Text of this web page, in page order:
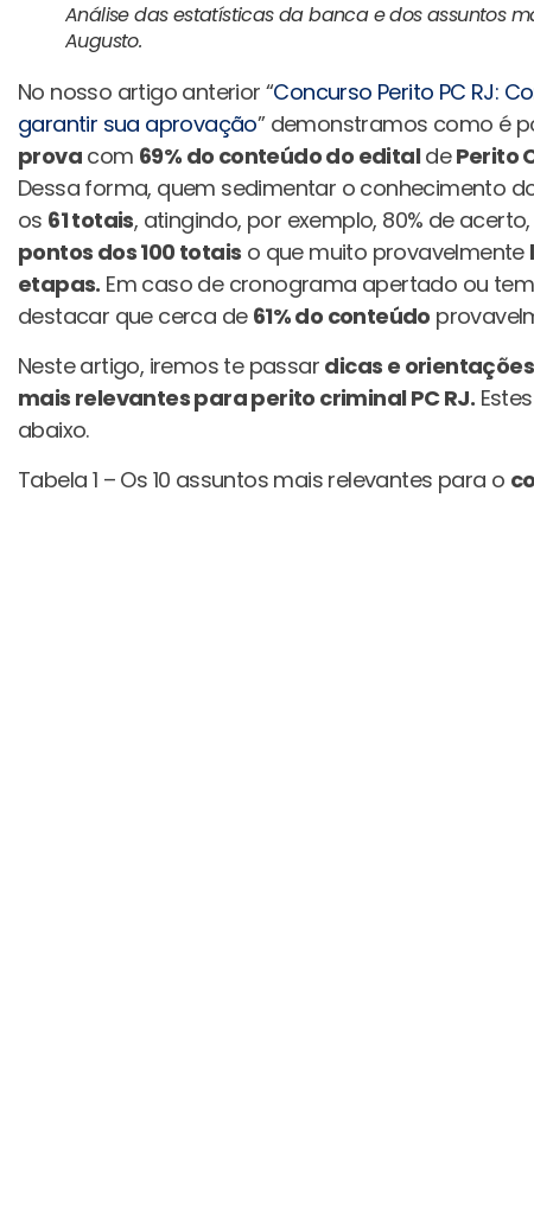
Análise das estatísticas da banca e dos assuntos
Augusto.
No nosso artigo anterior “Concurso Perito PC RJ:
garantir sua aprovação” demonstramos como é
prova com 69% do conteúdo do editaldePerito
Dessa forma, quem sedimentar o conhecimento
os 61 totais, atingindo, por exemplo, 80% de
pontos dos 100 totais o que muito provavelmente
etapas. Em caso de cronograma apertado ou
destacar que cerca de 61% do conteúdo
Neste artigo, iremos te passar dicas e
mais relevantes para perito criminal PC RJ.
abaixo.
Tabela 1 – Os 10 assuntos mais relevantes para o